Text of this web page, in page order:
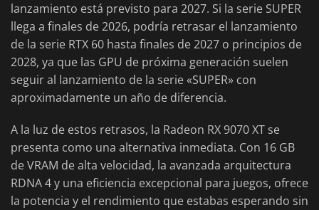
lanzamiento está previsto para 2027. Si la serie SUPER
llega a finales de 2026, podría retrasar el lanzamiento
de la serie RTX 60 hasta finales de 2027 o principios de
2028, ya que las GPU de próxima generación suelen
seguir al lanzamiento de la serie «SUPER» con
aproximadamente un año de diferencia.
A la luz de estos retrasos, la Radeon RX 9070 XT se
presenta como una alternativa inmediata. Con 16 GB
de VRAM de alta velocidad, la avanzada arquitectura
RDNA 4 y una eficiencia excepcional para juegos, ofrece
la potencia y el rendimiento que estabas esperando sin